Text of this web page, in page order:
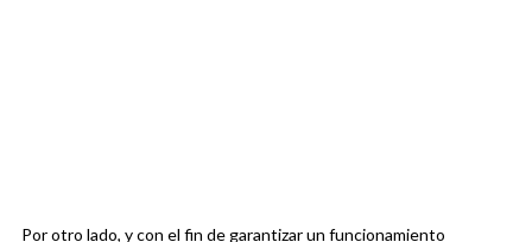
Por otro lado, y con el fin de garantizar un funcionamiento